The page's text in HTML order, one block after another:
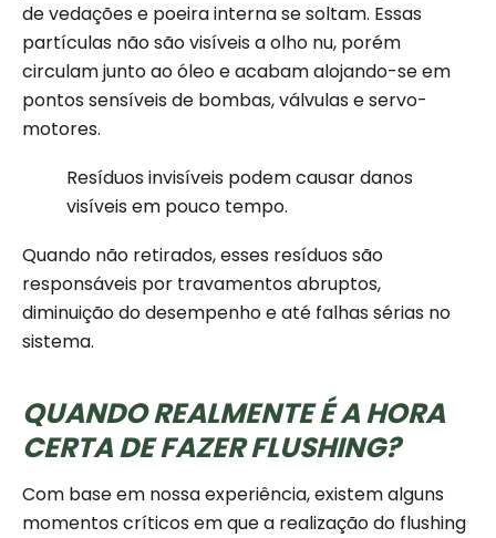
de vedações e poeira interna se soltam. Essas
partículas não são visíveis a olho nu, porém
circulam junto ao óleo e acabam alojando-se em
pontos sensíveis de bombas, válvulas e servo-
motores.
Resíduos invisíveis podem causar danos
visíveis em pouco tempo.
Quando não retirados, esses resíduos são
responsáveis por travamentos abruptos,
diminuição do desempenho e até falhas sérias no
sistema.
QUANDO REALMENTE É A HORA
CERTA DE FAZER FLUSHING?
Com base em nossa experiência, existem alguns
momentos críticos em que a realização do flushing